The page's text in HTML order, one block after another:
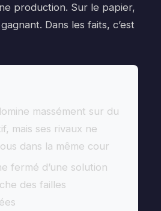
production. Sur le papier,
Dans les faits, c’est
massément sur du
mais ses rivaux ne
dans la même cour
fermé d’une solution
des failles